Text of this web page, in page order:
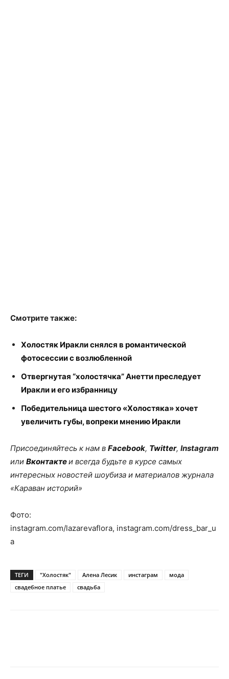
Смотрите также:
Холостяк Иракли снялся в романтической
фотосессии с возлюбленной
Отвергнутая “холостячка” Анетти преследует
Иракли и его избранницу
Победительница шестого «Холостяка» хочет
увеличить губы, вопреки мнению Иракли
Присоединяйтесь к нам в Facebook, Twitter, Instagram
или Вконтактеи всегда будьте в курсе самых
интересных новостей шоубиза и материалов журнала
«Караван историй»
Фото:
instagram.com/lazarevaflora, instagram.com/dress_bar_u
a
ТЕГИ "Холостяк" Алена Лесик инстаграм
мода
свадебное платье
свадьба